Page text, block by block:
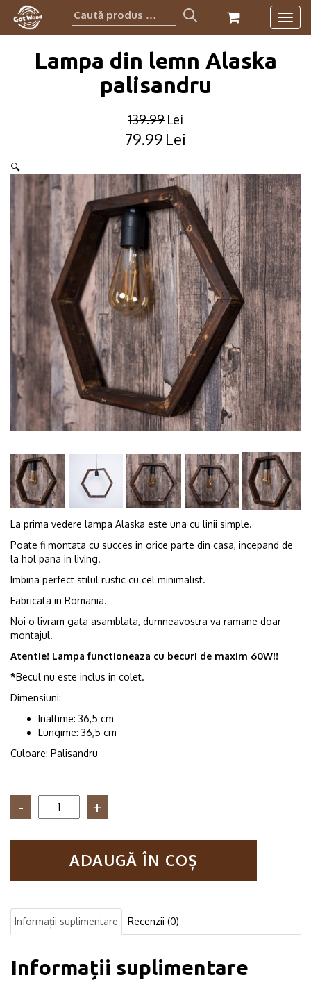
Caută
produs:
Lampa din lemn Alaska
palisandru
139.99 Lei
Original
was:
139.99lei.
79.99 Lei
Current
is:
79.99lei.
🔍
La prima vedere lampa Alaska este una cu linii simple.
Poate fi montata cu succes in orice parte din casa, incepand de
la hol pana in living.
Imbina perfect stilul rustic cu cel minimalist.
Fabricata in Romania.
Noi o livram gata asamblata, dumneavostra va ramane doar
montajul.
Atentie! Lampa functioneaza cu becuri de maxim 60W!!
*Becul nu este inclus in colet.
Dimensiuni:
Inaltime: 36,5 cm
Lungime: 36,5 cm
Culoare: Palisandru
Cantitate
lemn
ADAUGĂ ÎN COȘ
Informații suplimentare Recenzii (0)
Informații suplimentare